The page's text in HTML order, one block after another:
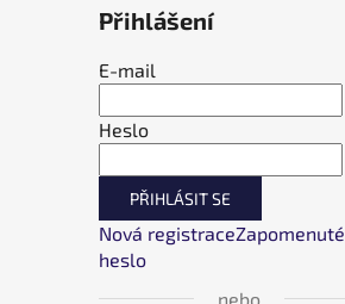
Přihlášení
E-mail
Heslo
PŘIHLÁSIT SE
Nová registraceZapomenuté
heslo
nebo